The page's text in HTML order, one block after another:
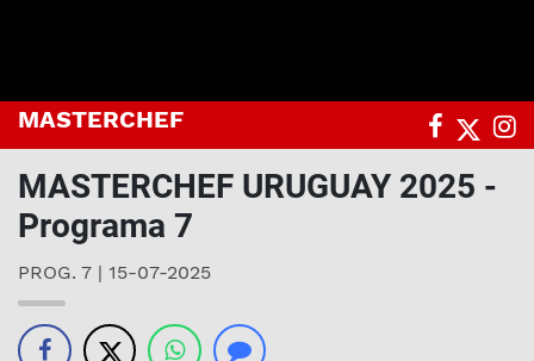
MASTERCHEF
MASTERCHEF URUGUAY 2025 -
Programa 7
PROG. 7 | 15-07-2025